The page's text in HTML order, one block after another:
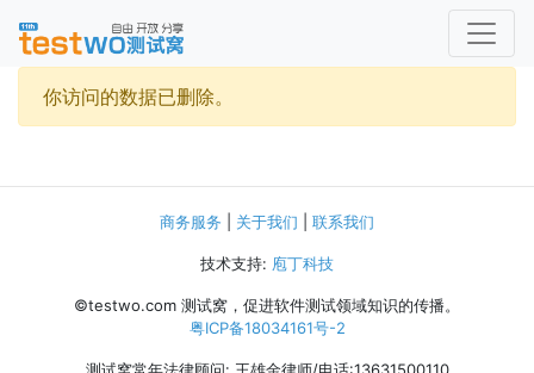
你访问的数据已删除。
商务服务 关于我们 联系我们
技术支持: 庖丁科技
©testwo.com 测试窝，促进软件测试领域知识的传播。
粤ICP备18034161号-2